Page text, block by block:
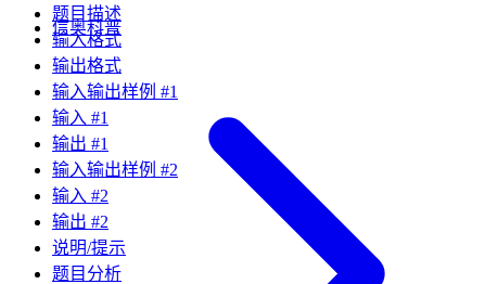
信奥科普
题目描述
输入格式
输出格式
输入输出样例 #1
输入 #1
输出 #1
输入输出样例 #2
输入 #2
输出 #2
说明/提示
题目分析